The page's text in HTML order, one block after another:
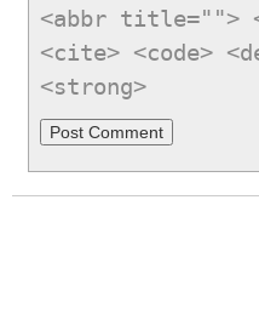
<abbr title="">
<cite> <code>
<strong>